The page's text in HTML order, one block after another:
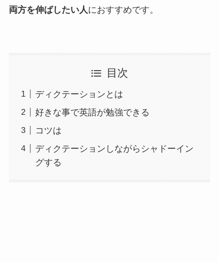
両方を伸ばしたい人におすすめです。
目次
ディクテーションとは
好きな事で英語が勉強できる
コツは
ディクテーションしながらシャドーイン
グする